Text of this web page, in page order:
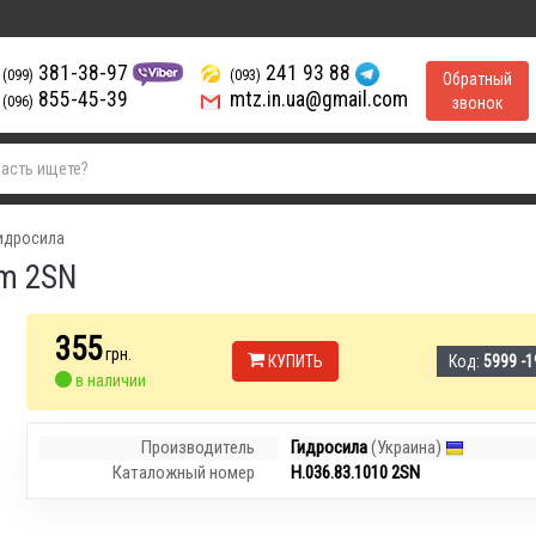
(099) 381-38-97
(096) 855-45-39
(093) 241 93 88
mtz.in.ua@gmail.com
Обратный
звонок
2SN
355грн.
в наличии
КУПИТЬ Код:5999 -
Производитель Гидросила(Украина)
Каталожный номер
Н.036.83.1010 2SN